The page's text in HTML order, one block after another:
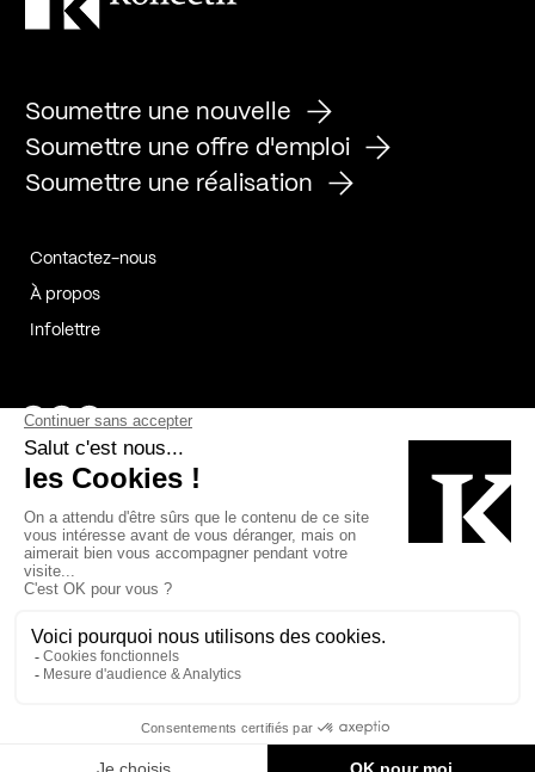
Soumettre une nouvelle
Soumettre une offre d'emploi
Soumettre une réalisation
Contactez-nous
À propos
Infolettre
Page Facebook de Kollectif
Page Instagram de Kollectif
Page Linkedin de Kollectif
Bâtiment-Durable-Québec-1
Esquisses-1
MP-1 v2com-1
Cookies